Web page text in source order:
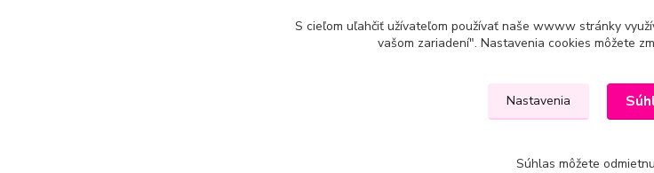
S cieľom uľahčiť užívateľom používať naše wwww stránky
vašom zariadení". Nastavenia cookies môžete
Nastavenia
Súhlas môžete